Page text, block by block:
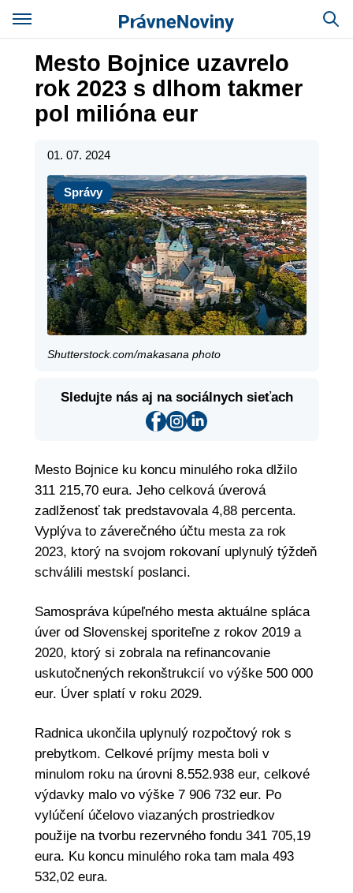
Mesto Bojnice uzavrelo
rok 2023 s dlhom takmer
pol milióna eur
01. 07. 2024
Správy
Správy
Shutterstock.com/makasana photo
Sledujte nás aj na sociálnych sieťach
Mesto Bojnice ku koncu minulého roka dlžilo
311 215,70 eura. Jeho celková úverová
zadlženosť tak predstavovala 4,88 percenta.
Vyplýva to záverečného účtu mesta za rok
2023, ktorý na svojom rokovaní uplynulý týždeň
schválili mestskí poslanci.
Samospráva kúpeľného mesta aktuálne spláca
úver od Slovenskej sporiteľne z rokov 2019 a
2020, ktorý si zobrala na refinancovanie
uskutočnených rekonštrukcií vo výške 500 000
eur. Úver splatí v roku 2029.
Radnica ukončila uplynulý rozpočtový rok s
prebytkom. Celkové príjmy mesta boli v
minulom roku na úrovni 8.552.938 eur, celkové
výdavky malo vo výške 7 906 732 eur. Po
vylúčení účelovo viazaných prostriedkov
použije na tvorbu rezervného fondu 341 705,19
eura. Ku koncu minulého roka tam mala 493
532,02 eura.